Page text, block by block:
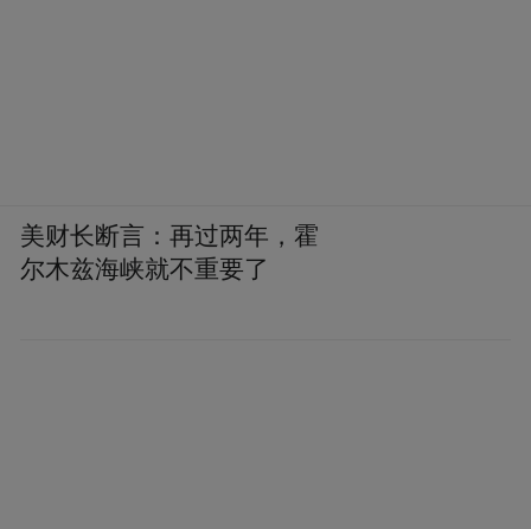
美财长断言：再过两年，霍
尔木兹海峡就不重要了